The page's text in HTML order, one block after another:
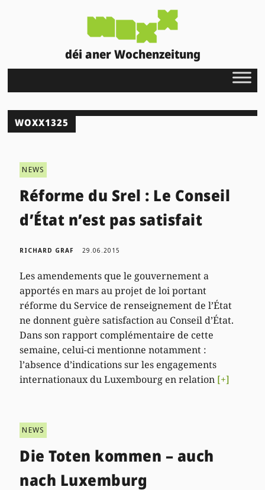
déi aner Wochenzeitung
WOXX1325
NEWS
Réforme du Srel : Le Conseil
d’État n’est pas satisfait
RICHARD GRAF 29.06.2015
Les amendements que le gouvernement a
apportés en mars au projet de loi portant
réforme du Service de renseignement de l’État
ne donnent guère satisfaction au Conseil d’État.
Dans son rapport complémentaire de cette
semaine, celui-ci mentionne notamment :
l’absence d’indications sur les engagements
internationaux du Luxembourg en relation [+]
NEWS
Die Toten kommen – auch
nach Luxemburg